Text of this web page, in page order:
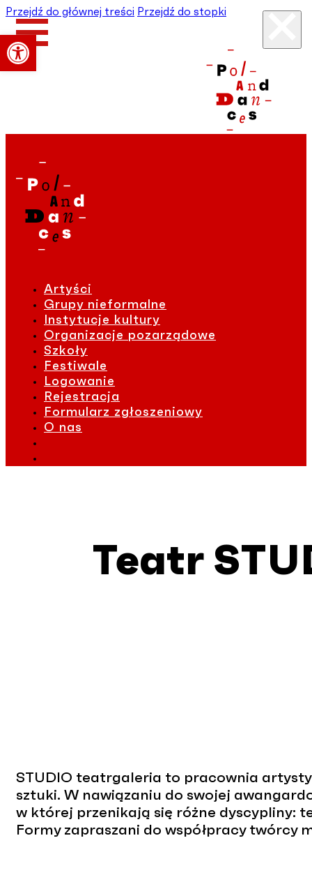
Otwórz pasek narzędzi
Przejdź do głównej treści Przejdź do stopki
Artyści
Grupy nieformalne
Instytucje kultury
Organizacje pozarządowe
Szkoły
Festiwale
Logowanie
Rejestracja
Formularz zgłoszeniowy
O nas
Teatr
STUDIO teatrgaleria to pracownia
sztuki. W nawiązaniu do swojej
w której przenikają się różne dyscypliny:
Formy zapraszani do współpracy